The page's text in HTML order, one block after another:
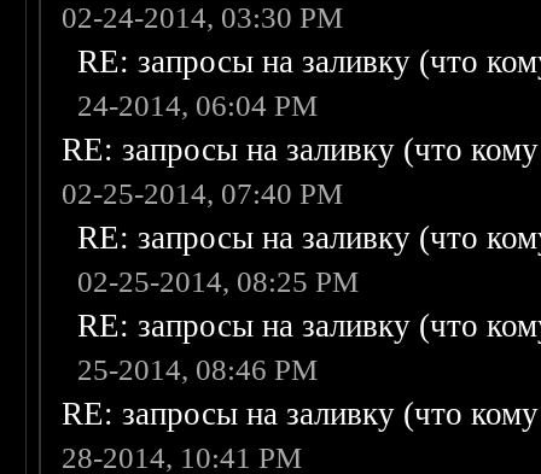
02-24-2014, 03:30 PM
RE: запросы на заливку (что
24-2014, 06:04 PM
RE: запросы на заливку (что
02-25-2014, 07:40 PM
RE: запросы на заливку (что
02-25-2014, 08:25 PM
RE: запросы на заливку (что
25-2014, 08:46 PM
RE: запросы на заливку (что
28-2014, 10:41 PM